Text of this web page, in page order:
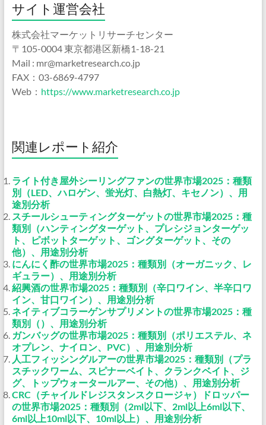
サイト運営会社
株式会社マーケットリサーチセンター
〒105-0004 東京都港区新橋1-18-21
Mail : mr@marketresearch.co.jp
FAX：03-6869-4797
Web： https://www.marketresearch.co.jp
関連レポート紹介
ライト付き屋外シーリングファンの世界市場2025：種類
別（LED、ハロゲン、蛍光灯、白熱灯、キセノン）、用
途別分析
スチールシューティングターゲットの世界市場2025：種
類別（ハンティングターゲット、プレシジョンターゲッ
ト、ピボットターゲット、ゴングターゲット、その
他）、用途別分析
にんにく酢の世界市場2025：種類別（オーガニック、レ
ギュラー）、用途別分析
紹興酒の世界市場2025：種類別（辛口ワイン、半辛口ワ
イン、甘口ワイン）、用途別分析
ネイティブコラーゲンサプリメントの世界市場2025：種
類別（）、用途別分析
ガンバッグの世界市場2025：種類別（ポリエステル、ネ
オプレン、ナイロン、PVC）、用途別分析
人工フィッシングルアーの世界市場2025：種類別（プラ
スチックワーム、スピナーベイト、クランクベイト、ジ
グ、トップウォータールアー、その他）、用途別分析
CRC（チャイルドレジスタンスクロージャ）ドロッパー
の世界市場2025：種類別（2ml以下、2ml以上6ml以下、
6ml以上10ml以下、10ml以上）、用途別分析